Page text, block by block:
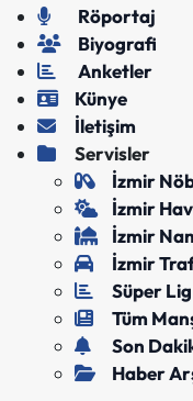
Röportaj
Biyografi
Anketler
Künye
İletişim
Servisler
İzmir
İzmir
İzmir
İzmir
Süper
Tüm
Son
Haber